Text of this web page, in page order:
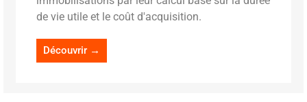
de vie utile et le coût d'acquisition.
Découvrir →